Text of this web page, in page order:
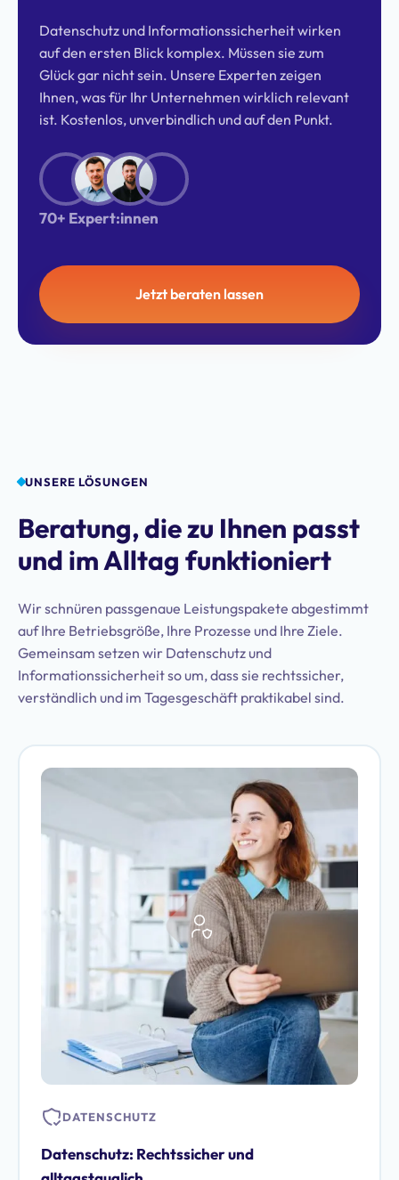
Datenschutz und Informationssicherheit wirken
auf den ersten Blick komplex. Müssen sie zum
Glück gar nicht sein. Unsere Experten zeigen
Ihnen, was für Ihr Unternehmen wirklich relevant
ist. Kostenlos, unverbindlich und auf den Punkt.
70+ Expert:innen
Jetzt beraten lassen
UNSERE LÖSUNGEN
Beratung, die zu Ihnen passt
und im Alltag funktioniert
Wir schnüren passgenaue Leistungspakete abgestimmt
auf Ihre Betriebsgröße, Ihre Prozesse und Ihre Ziele.
Gemeinsam setzen wir Datenschutz und
Informationssicherheit so um, dass sie rechtssicher,
verständlich und im Tagesgeschäft praktikabel sind.
DATENSCHUTZ
Datenschutz: Rechtssicher und